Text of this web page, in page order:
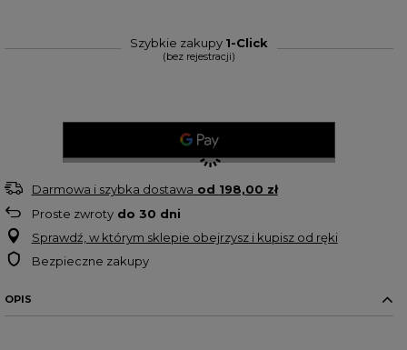
Szybkie zakupy 1-Click
(bez rejestracji)
Darmowa i szybka dostawa od 198,00 zł
Proste zwrotydo 30 dni
Sprawdź, w którym sklepie obejrzysz i kupisz od ręki
Bezpieczne zakupy
OPIS